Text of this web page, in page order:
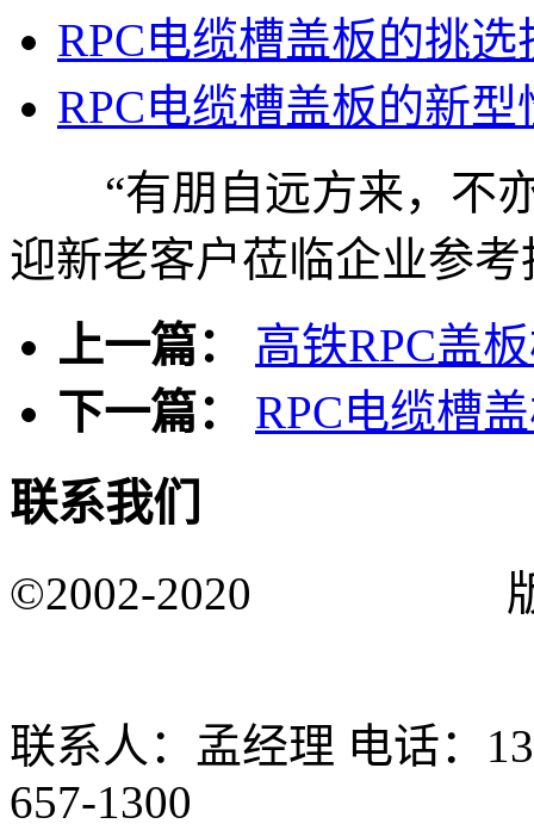
RPC电缆槽盖板的挑选
RPC电缆槽盖板的新型
“有朋自远方来，不亦
迎新老客户莅临企业参
上一篇：
高铁RPC盖
下一篇：
RPC电缆槽
联系我们
©2002-2020
联系人：孟经理 电话：
657-1300